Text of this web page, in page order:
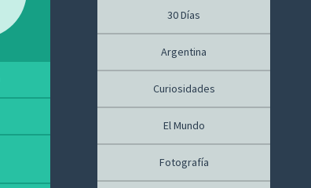
30 Días
Argentina
Curiosidades
El Mundo
Fotografía